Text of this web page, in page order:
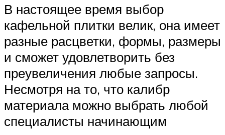
В настоящее время выбор
кафельной плитки велик, она имеет
разные расцветки, формы, размеры
и сможет удовлетворить без
преувеличения любые запросы.
Несмотря на то, что калибр
материала можно выбрать любой
специалисты начинающим